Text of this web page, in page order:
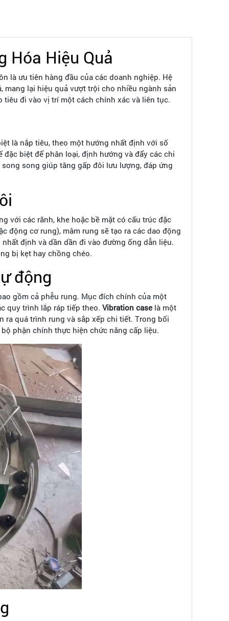
Hóa Hiệu Quả
là ưu tiên hàng đầu của các doanh nghiệp. Hệ
mang lại hiệu quả vượt trội cho nhiều ngành sản
đi vào vị trí một cách chính xác và liên tục.
là nắp tiêu, theo một hướng nhất định với số
biệt để phân loại, định hướng và đẩy các chi
song giúp tăng gấp đôi lưu lượng, đáp ứng
với các rãnh, khe hoặc bề mặt có cấu trúc đặc
động cơ rung), mâm rung sẽ tạo ra các dao động
định và dần dần đi vào đường ống dẫn liệu.
bị kẹt hay chồng chéo.
động
gồm cả phễu rung. Mục đích chính của một
quy trình lắp ráp tiếp theo. Vibration case là một
quá trình rung và sắp xếp chi tiết. Trong bối
bộ phận chính thực hiện chức năng cấp liệu.